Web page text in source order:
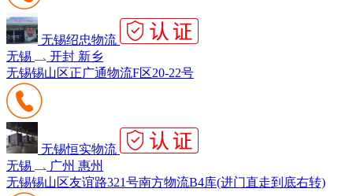
无锡绍忠物流
无锡
开封 新乡
无锡锡山区正广通物流F区20-22号
无锡恒实物流
无锡
广州 惠州
无锡锡山区友谊路321号南方物流B4库(进门直走到底右转)